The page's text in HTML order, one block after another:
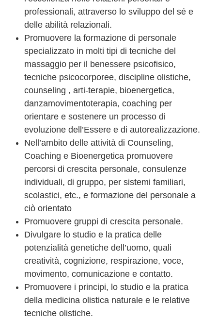
professionali, attraverso lo sviluppo del sé e
delle abilità relazionali.
Promuovere la formazione di personale
specializzato in molti tipi di tecniche del
massaggio per il benessere psicofisico,
tecniche psicocorporee, discipline olistiche,
counseling , arti-terapie, bioenergetica,
danzamovimentoterapia, coaching per
orientare e sostenere un processo di
evoluzione dell’Essere e di autorealizzazione.
Nell’ambito delle attività di Counseling,
Coaching e Bioenergetica promuovere
percorsi di crescita personale, consulenze
individuali, di gruppo, per sistemi familiari,
scolastici, etc., e formazione del personale a
ciò orientato
Promuovere gruppi di crescita personale.
Divulgare lo studio e la pratica delle
potenzialità genetiche dell’uomo, quali
creatività, cognizione, respirazione, voce,
movimento, comunicazione e contatto.
Promuovere i principi, lo studio e la pratica
della medicina olistica naturale e le relative
tecniche olistiche.